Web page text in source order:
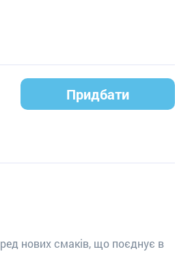
Придбати
нових смаків, що поєднує в